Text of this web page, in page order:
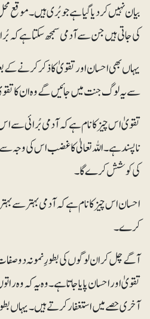
بیان نہیں کردیا گیا ہے جو بُری ہیں۔ موقع
کی جاتی ہیں جن سے آدمی سمجھ سکتا ہے کہ
یہاں بھی احسان اور تقویٰ کا ذکر کرنے کے
سے یہ لوگ جنت میں جائیں گے وہ ان کا
تقویٰ اس چیز کا نام ہے کہ آدمی بُرائی سے اس
ناپسندہے۔ اللہ تعالیٰ کا غضب اس کی وجہ
کی کوشش کرے گا۔
احسان اس چیز کا نام ہے کہ آدمی بہتر سے
کرے۔
آگے چل کر ان لوگوں کی بطورِ نمونہ دو
تقویٰ اور احسان پایا جاتا ہے۔ وہ یہ کہ وہ
آخری حصے میں استغفار کرتے ہیں۔ یہاں بطورِ